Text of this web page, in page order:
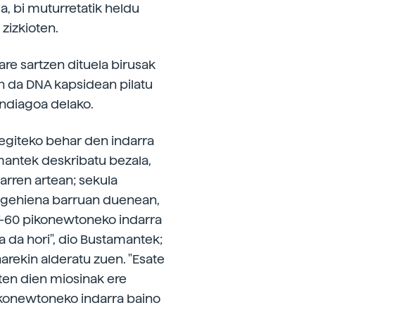
bi muturretatik heldu
sartzen dituela birusak
DNA kapsidean pilatu
delako.
behar den indarra
deskribatu bezala,
artean; sekula
barruan duenean,
60 pikonewtoneko indarra
da hori", dio Bustamantek;
alderatu zuen. "Esate
dien miosinak ere
indarra baino